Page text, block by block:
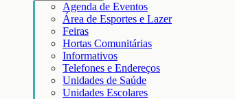
Agenda de Eventos
Área de Esportes e Lazer
Feiras
Hortas Comunitárias
Informativos
Telefones e Endereços
Unidades de Saúde
Unidades Escolares